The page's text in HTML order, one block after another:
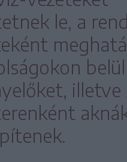
le, a
belül
illetve